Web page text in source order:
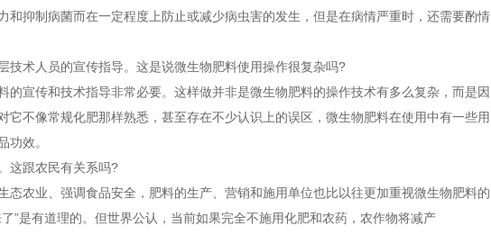
和抑制病菌而在一定程度上防止或减少病虫害的发生，但是在病情严重时，还需要酌情
技术人员的宣传指导。这是说微生物肥料使用操作很复杂吗?
的宣传和技术指导非常必要。这样做并非是微生物肥料的操作技术有多么复杂，而是因
它不像常规化肥那样熟悉，甚至存在不少认识上的误区，微生物肥料在使用中有一些用
功效。
这跟农民有关系吗?
态农业、强调食品安全，肥料的生产、营销和施用单位也比以往更加重视微生物肥料的
”是有道理的。但世界公认，当前如果完全不施用化肥和农药，农作物将减产